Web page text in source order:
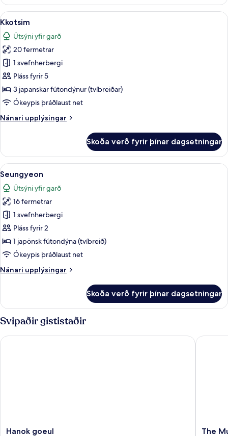
Skoða
allar
myndir
fyrir
Kkotsim
Kkotsim | Myrkratjöld/-gardínur,
7
Kkotsim
Útsýni yfir garð
20 fermetrar
1 svefnherbergi
Pláss fyrir 5
3 japanskar fútondýnur (tvíbreiðar)
Ókeypis þráðlaust net
Nánari upplýsingar
Nánari
Skoða verð fyrir þínar dagsetningar
Skoða
allar
myndir
fyrir
Seungyeon
Seungyeon | Myrkratjöld/-gardínur,
5
Seungyeon
Útsýni yfir garð
16 fermetrar
1 svefnherbergi
Pláss fyrir 2
1 japönsk fútondýna (tvíbreið)
Ókeypis þráðlaust net
Nánari upplýsingar
Nánari
Skoða verð fyrir þínar dagsetningar
Svipaðir gististaðir
Hanok
Hanok goeul
Hanok goeul
The
The
The